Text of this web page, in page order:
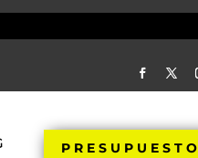
PRESUPUESTO